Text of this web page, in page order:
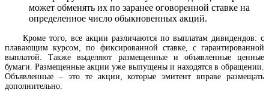
может обменять их по заранее оговоренной ставке на
определенное число обыкновенных акций.
Кроме того, все акции различаются по выплатам дивидендов: с
плавающим курсом, по фиксированной ставке, с гарантированной
выплатой. Также выделяют размещенные и объявленные ценные
бумаги. Размещенные акции уже выпущены и находятся в обращении.
Объявленные – это те акции, которые эмитент вправе размещать
дополнительно.